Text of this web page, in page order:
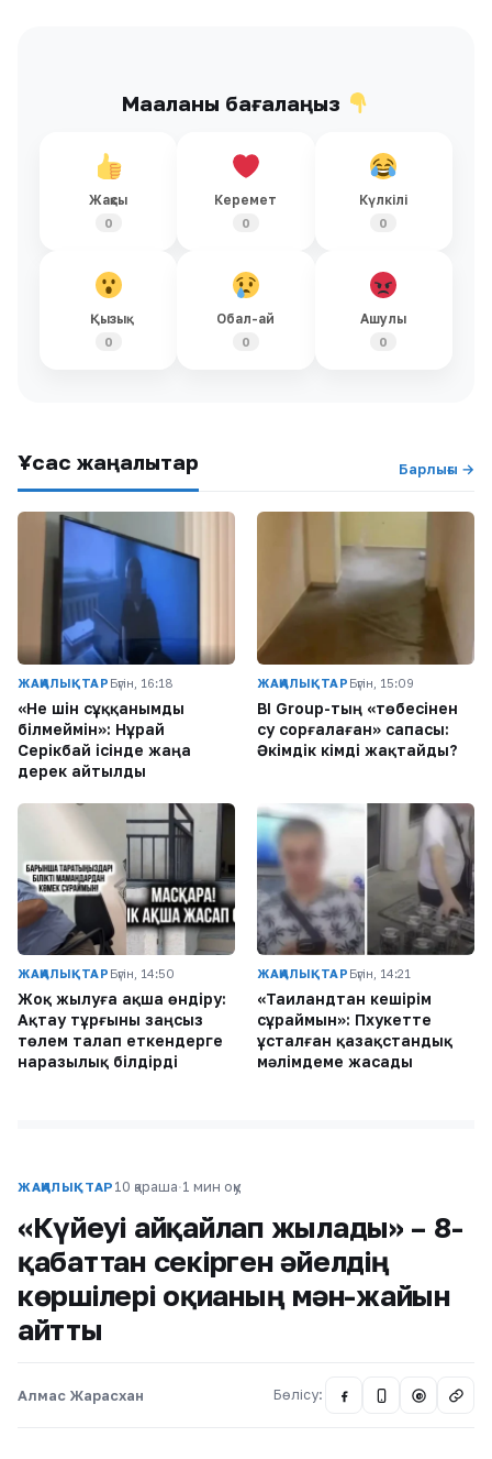
Мақаланы бағалаңыз
Жақсы
0
Керемет
0
Күлкілі
0
Қызық
0
Обал-ай
0
Ашулы
0
Ұқсас жаңалықтар Барлығы →
ЖАҢАЛЫҚТАР Бүгін, 16:18
«Не үшін сұққанымды
білмеймін»: Нұрай
Серікбай ісінде жаңа
дерек айтылды
ЖАҢАЛЫҚТАР Бүгін, 15:09
BI Group-тың «төбесінен
су сорғалаған» сапасы:
Әкімдік кімді жақтайды?
ЖАҢАЛЫҚТАР Бүгін, 14:50
Жоқ жылуға ақша өндіру:
Ақтау тұрғыны заңсыз
төлем талап еткендерге
наразылық білдірді
ЖАҢАЛЫҚТАР Бүгін, 14:21
«Таиландтан кешірім
сұраймын»: Пхукетте
ұсталған қазақстандық
мәлімдеме жасады
ЖАҢАЛЫҚТАР 10 қараша·1 мин оқу
«Күйеуі айқайлап жылады» – 8-
қабаттан секірген әйелдің
көршілері оқиғаның мән-жайын
айтты
Алмас Жарасхан Бөлісу: @